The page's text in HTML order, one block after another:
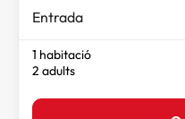
Entrada
1 habitació
2 adults